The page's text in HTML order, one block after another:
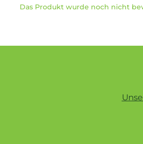
Das Produkt wurde noch nicht